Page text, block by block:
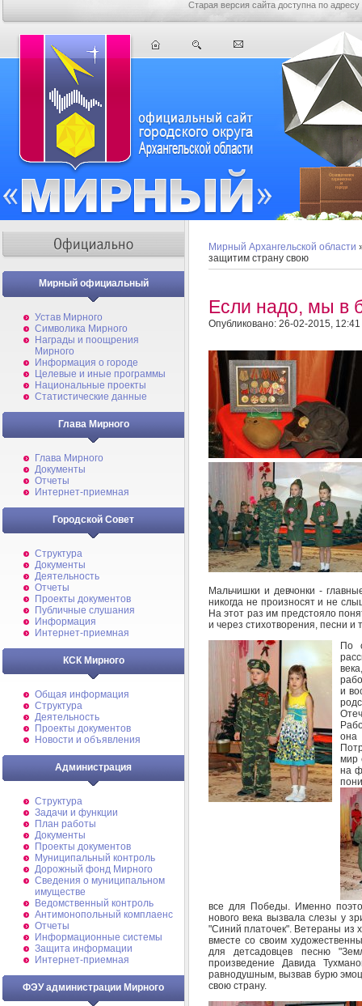
Старая версия сайта доступна по адресу
Мирный официальный
Устав Мирного
Символика Мирного
Награды и поощрения
Мирного
Информация о городе
Целевые и иные программы
Национальные проекты
Статистические данные
Глава Мирного
Глава Мирного
Документы
Отчеты
Интернет-приемная
Городской Совет
Структура
Документы
Деятельность
Отчеты
Проекты документов
Публичные слушания
Информация
Интернет-приемная
КСК Мирного
Общая информация
Структура
Деятельность
Проекты документов
Новости и объявления
Администрация
Структура
Задачи и функции
План работы
Документы
Проекты документов
Муниципальный контроль
Дорожный фонд Мирного
Cведения о муниципальном
имуществе
Ведомственный контроль
Антимонопольный комплаенс
Отчеты
Информационные системы
Защита информации
Интернет-приемная
ФЭУ администрации Мирного
Мирный Архангельской области
защитим страну свою
Если надо, мы в
Опубликовано: 26-02-2015, 12:41
Мальчишки и девчонки -
никогда не произносят и не
На этот раз им предстояло
и через стихотворения, песни
По
и
она
мир
на
все для Победы. Именно
нового века вызвала слезы у
"Синий платочек". Ветераны из
вместе со своим
для детсадовцев песню
произведение Давида
равнодушным, вызвав бурю
свою страну.